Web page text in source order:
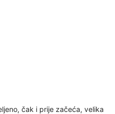
čak i prije začeća, velika